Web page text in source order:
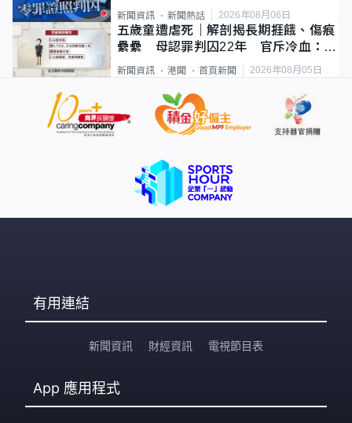
新聞資訊 新聞熱話 2026年08月06日
五歲童遭虐死｜解剖揭長期捱餓、傷痕
纍纍 母認罪判囚22年 官斥冷血：同
類案最惡劣
新聞資訊 港聞 首頁新聞 2026年08月05日
有用連結
新聞資訊 財經資訊 電視節目表
App 應用程式